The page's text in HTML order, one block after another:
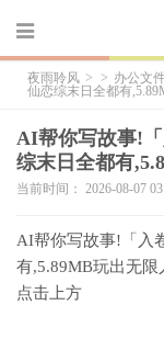
夜雨聆风 > > 办公文
仙恋综末日全都有
AI帮你写故事!
综末日全都有
当前时间： 2026-08-07
AI帮你写故事!「入
有,5.89MB玩出无限
点击上方